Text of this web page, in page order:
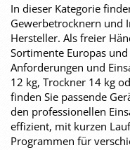
In dieser Kategorie
Gewerbetrocknern und
Hersteller. Als freier
Sortimente Europas
Anforderungen und
12 kg, Trockner 14 kg
finden Sie passende
den professionellen
effizient, mit kurzen
Programmen für